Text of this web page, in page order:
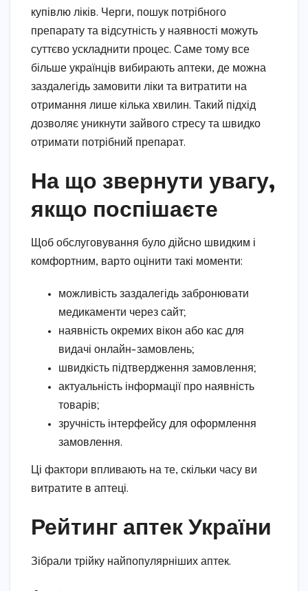
купівлю ліків. Черги, пошук потрібного
препарату та відсутність у наявності можуть
суттєво ускладнити процес. Саме тому все
більше українців вибирають аптеки, де можна
заздалегідь замовити ліки та витратити на
отримання лише кілька хвилин. Такий підхід
дозволяє уникнути зайвого стресу та швидко
отримати потрібний препарат.
На що звернути увагу,
якщо поспішаєте
Щоб обслуговування було дійсно швидким і
комфортним, варто оцінити такі моменти:
можливість заздалегідь забронювати
медикаменти через сайт;
наявність окремих вікон або кас для
видачі онлайн-замовлень;
швидкість підтвердження замовлення;
актуальність інформації про наявність
товарів;
зручність інтерфейсу для оформлення
замовлення.
Ці фактори впливають на те, скільки часу ви
витратите в аптеці.
Рейтинг аптек України
Зібрали трійку найпопулярніших аптек.